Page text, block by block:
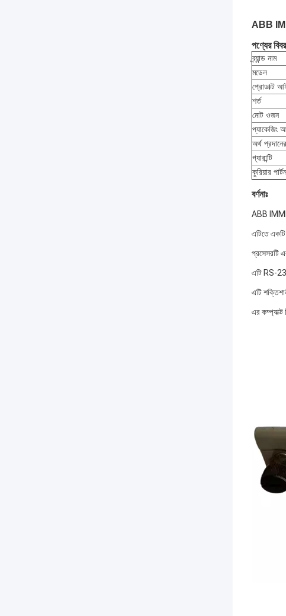
ABB
পণ্যের
ব্র্যান্ড নাম
মডেল
প্রোডাক্ট
শর্ত
মোট ওজন
প্যাকেজিং
অর্থ
গ্যারান্টি
কুরিয়ার
বর্ণনাঃ
ABB
এটিতে
প্রসেসরটি
এটি RS-
এটি
এর কম্প্যাক্ট